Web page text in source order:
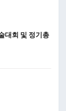
대회 및 정기총